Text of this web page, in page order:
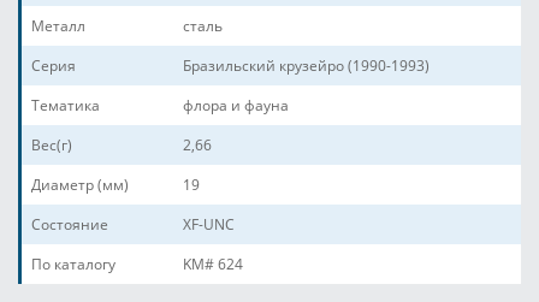
Металл
сталь
Серия
Бразильский крузейро (1990-1993)
Тематика
флора и фауна
Вес(г)
2,66
Диаметр (мм)
19
Состояние
XF-UNC
По каталогу
KM# 624